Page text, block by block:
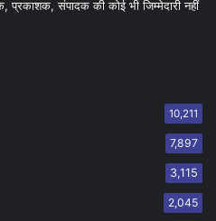
संपादक की कोई भी जिम्मेदारी नहीं
10,211
7,897
3,115
2,045